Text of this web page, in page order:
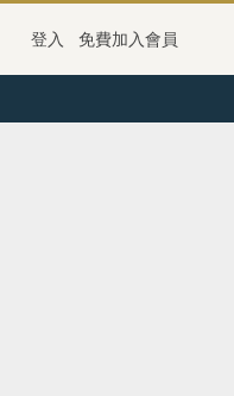
登入 免費加入會員